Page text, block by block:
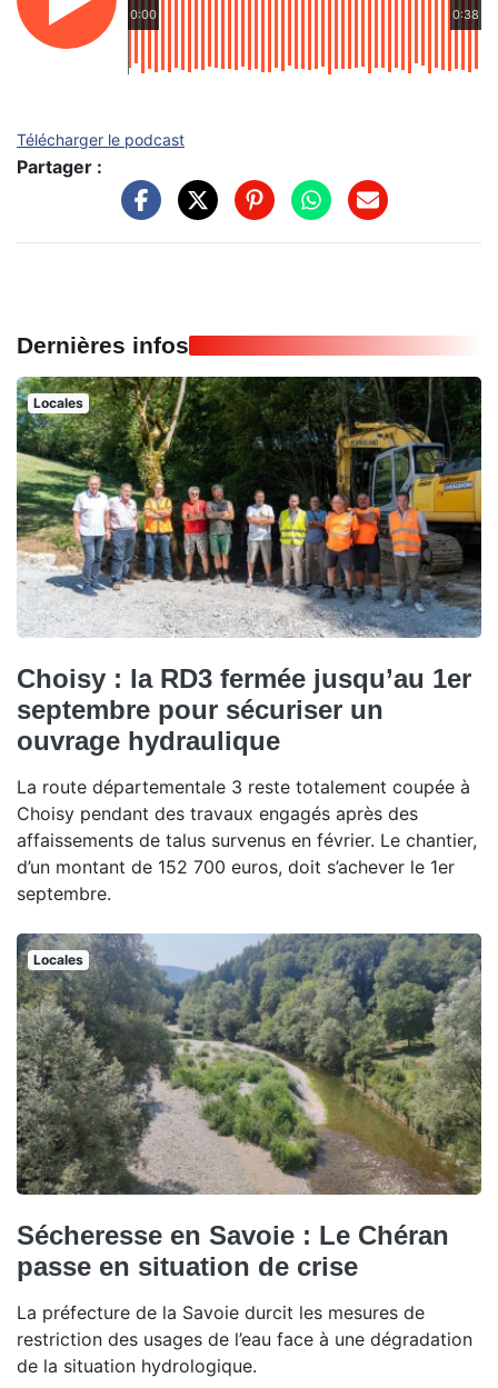
0:00 0:38
Télécharger le podcast
Partager :
Dernières infos
Locales
Choisy : la RD3 fermée jusqu’au 1er
septembre pour sécuriser un
ouvrage hydraulique
La route départementale 3 reste totalement coupée à
Choisy pendant des travaux engagés après des
affaissements de talus survenus en février. Le chantier,
d’un montant de 152 700 euros, doit s’achever le 1er
septembre.
Locales
Sécheresse en Savoie : Le Chéran
passe en situation de crise
La préfecture de la Savoie durcit les mesures de
restriction des usages de l’eau face à une dégradation
de la situation hydrologique.